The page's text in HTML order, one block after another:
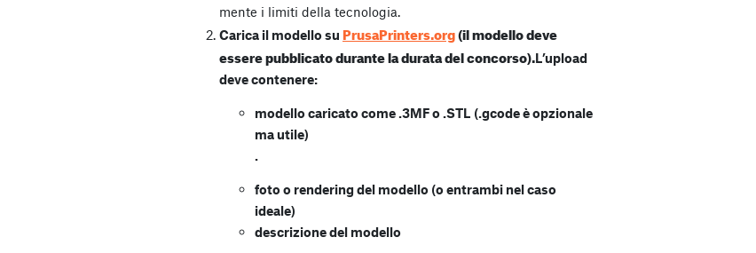
mente i limiti della tecnologia.
Carica il modello su PrusaPrinters.org(il modello deve
essere pubblicato durante la durata del concorso).L’upload
deve contenere:
modello caricato come .3MF o .STL (.gcode è opzionale
ma utile)
.
foto o rendering del modello (o entrambi nel caso
ideale)
descrizione del modello